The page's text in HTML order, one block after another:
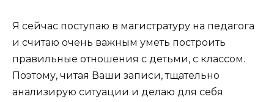
Я сейчас поступаю в магистратуру на педагога
и считаю очень важным уметь построить
правильные отношения с детьми, с классом.
Поэтому, читая Ваши записи, тщательно
анализирую ситуации и делаю для себя